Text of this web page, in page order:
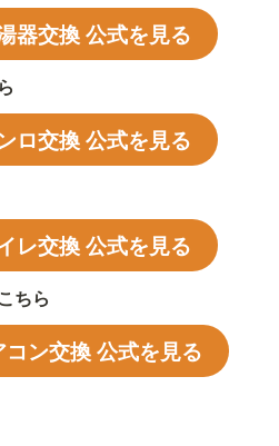
器交換 公式を見る
ロ交換 公式を見る
レ交換 公式を見る
ちら
ン交換 公式を見る